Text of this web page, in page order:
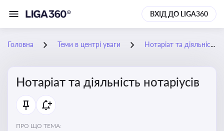
ВХІД ДО LIGA360
Головна Теми в центрі уваги Нотаріат та діяльність нотаріусів
Нотаріат та діяльність нотаріусів
ПРО ЩО ТЕМА: